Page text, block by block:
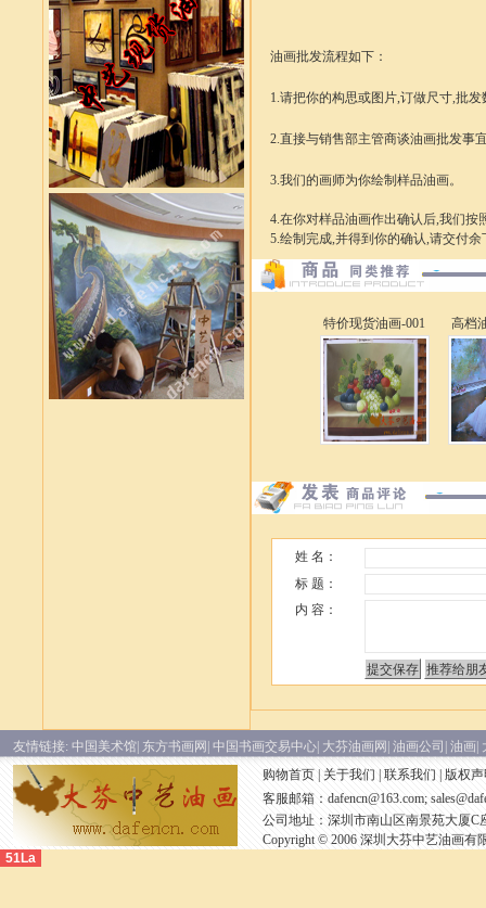
油画批发流程如下：
1.请把你的构思或图片,订做尺寸,批
2.直接与销售部主管商谈油画批发事
3.我们的画师为你绘制样品油画。
4.在你对样品油画作出确认后,我们
5.绘制完成,并得到你的确认,请交付
特价现货油画-001 高档
姓 名：
标 题：
内 容：
友情链接: 中国美术馆| 东方书画网| 中国书画交易中心| 大芬油画网| 油画公司| 油画|
购物首页
关于我们 联系我们
版权
客服邮箱： dafencn@163.com;
公司地址：深圳市南山区南景苑大厦
Copyright © 2006 深圳大芬中艺油画有
51La